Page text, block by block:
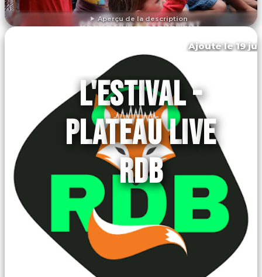
Aperçu de la description
DÉCOUVRIR L'ÉVÉNEMENT
Ajouté le 19
L'ESTIVAL -
PLATEAU LIVE
RDB